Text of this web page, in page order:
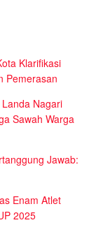
Klarifikasi
Pemerasan
Nagari
Sawah Warga
Jawab:
Enam Atlet
2025